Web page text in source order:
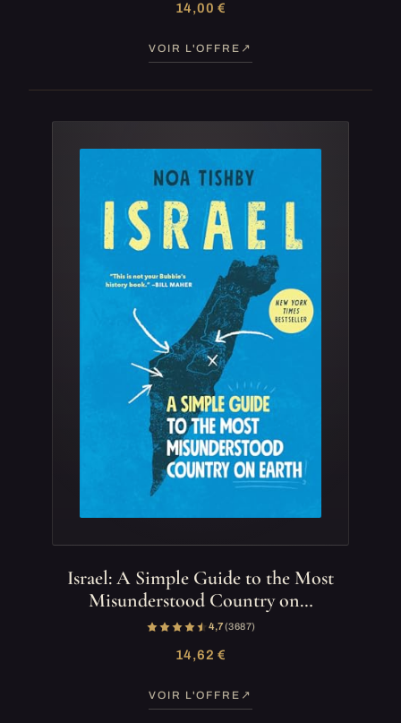
14,00 €
VOIR L'OFFRE
Israel: A Simple Guide to the Most
Misunderstood Country on…
4,7(3 687)
14,62 €
VOIR L'OFFRE